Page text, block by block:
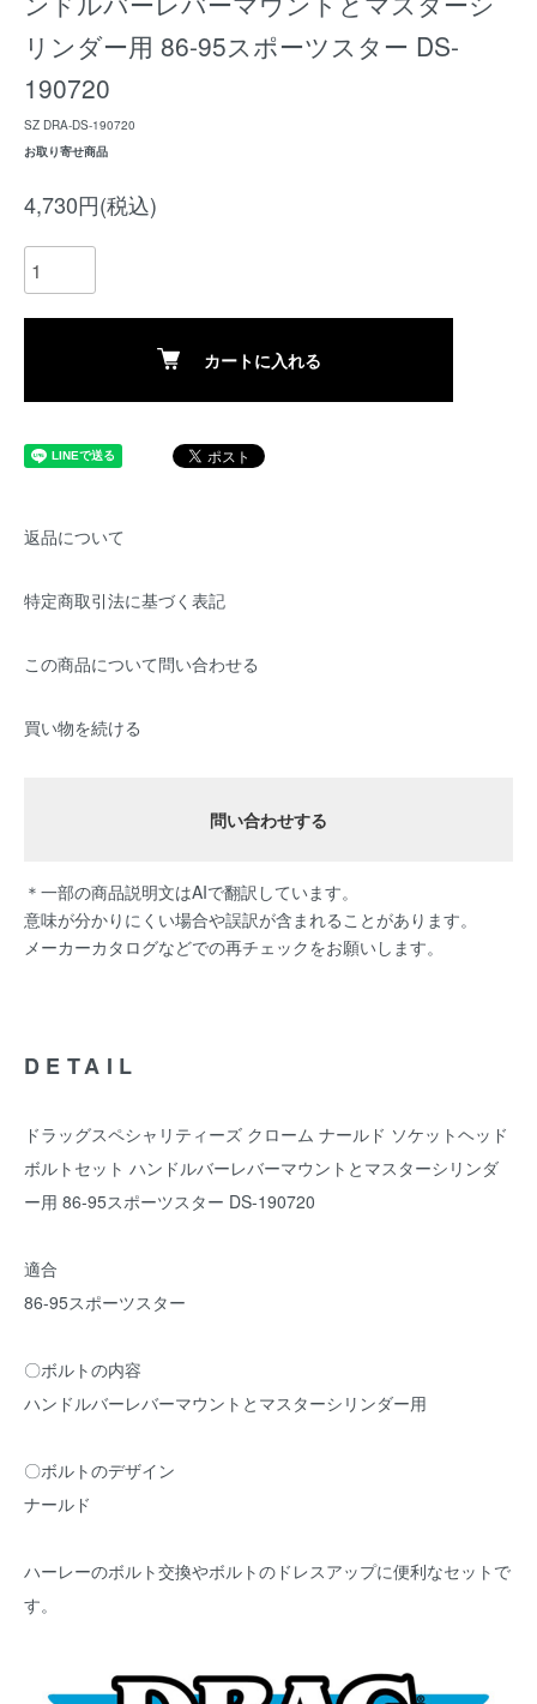
リンダー用 86-95スポーツスター DS-
190720
SZ DRA-DS-190720
お取り寄せ商品
4,730円(税込)
カートに入れる
返品について
特定商取引法に基づく表記
この商品について問い合わせる
買い物を続ける
問い合わせする
＊一部の商品説明文はAIで翻訳しています。
意味が分かりにくい場合や誤訳が含まれることがあります。
メーカーカタログなどでの再チェックをお願いします。
DETAIL
ドラッグスペシャリティーズ クローム ナールド ソケットヘッド
ボルトセット ハンドルバーレバーマウントとマスターシリンダ
ー用 86-95スポーツスター DS-190720
適合
86-95スポーツスター
〇ボルトの内容
ハンドルバーレバーマウントとマスターシリンダー用
〇ボルトのデザイン
ナールド
ハーレーのボルト交換やボルトのドレスアップに便利なセットで
す。